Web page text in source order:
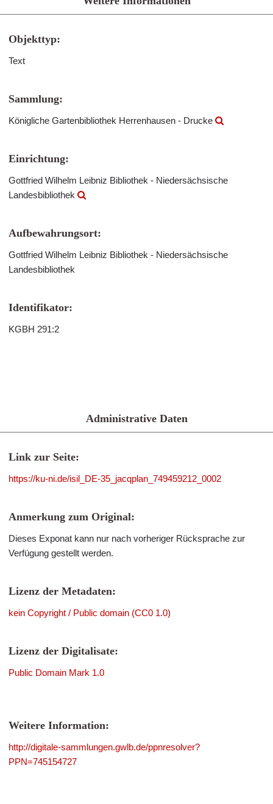
Objekttyp:
Text
Sammlung:
Königliche Gartenbibliothek Herrenhausen - Drucke
Einrichtung:
Gottfried Wilhelm Leibniz Bibliothek - Niedersächsische
Landesbibliothek
Aufbewahrungsort:
Gottfried Wilhelm Leibniz Bibliothek - Niedersächsische
Landesbibliothek
Identifikator:
KGBH 291:2
Administrative Daten
Link zur Seite:
https://ku-ni.de/isil_DE-35_jacqplan_749459212_0002
Anmerkung zum Original:
Dieses Exponat kann nur nach vorheriger Rücksprache zur
Verfügung gestellt werden.
Lizenz der Metadaten:
kein Copyright / Public domain (CC0 1.0)
Lizenz der Digitalisate:
Public Domain Mark 1.0
Weitere Information:
http://digitale-sammlungen.gwlb.de/ppnresolver?
PPN=745154727